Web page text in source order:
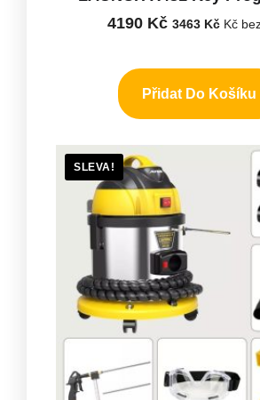
4190 Kč 3463 KčKč
Přidat Do Košíku
SLEVA!